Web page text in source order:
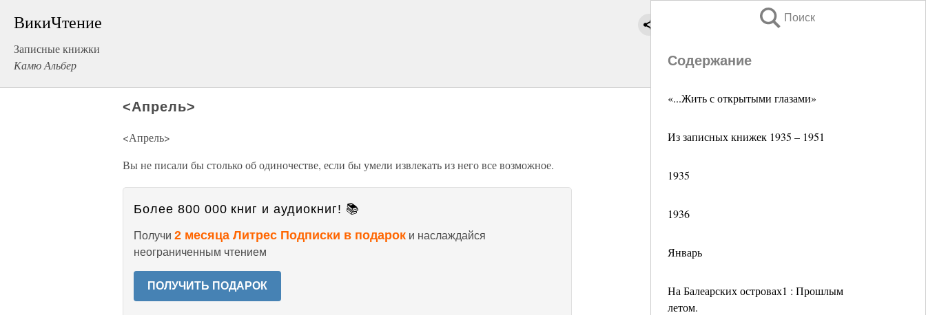
ВикиЧтение
Записные книжки
Камю Альбер
Поиск
Содержание
«...Жить с открытыми глазами»
Из записных книжек 1935 – 1951
1935
1936
Январь
На Балеарских островах1 : Прошлым
летом.
<Апрель>
<Апрель>
Вы не писали бы столько об одиночестве, если бы умели извлекать из него все возможное.
Более 800 000 книг и аудиокниг! 📚
Получи 2 месяца Литрес Подписки в подарок и наслаждайся
неограниченным чтением
ПОЛУЧИТЬ ПОДАРОК